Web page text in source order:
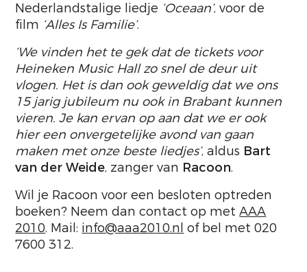
Nederlandstalige liedje ‘Oceaan’, voor de
film ‘Alles Is Familie’.
‘We vinden het te gek dat de tickets voor
Heineken Music Hall zo snel de deur uit
vlogen. Het is dan ook geweldig dat we ons
15 jarig jubileum nu ook in Brabant kunnen
vieren. Je kan ervan op aan dat we er ook
hier een onvergetelijke avond van gaan
maken met onze beste liedjes’, aldus Bart
van der Weide, zanger van Racoon.
Wil je Racoon voor een besloten optreden
boeken? Neem dan contact op metAAA
2010. Mail: info@aaa2010.nl of bel met 020
7600 312.